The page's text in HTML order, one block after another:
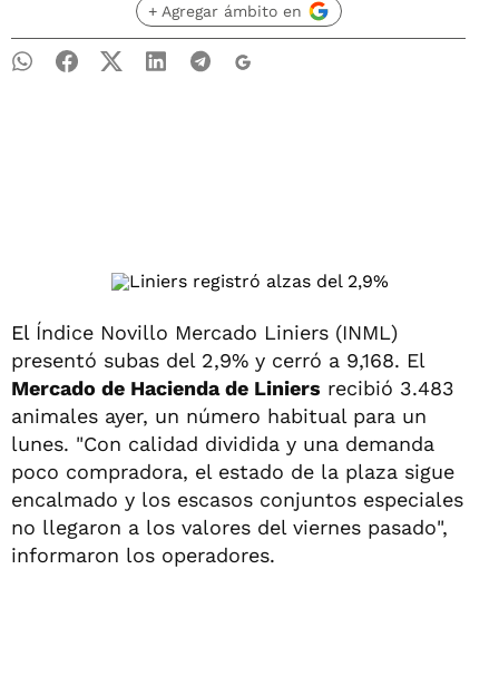
+ Agregar ámbito en
El Índice Novillo Mercado Liniers (INML)
presentó subas del 2,9% y cerró a 9,168. El
Mercado de Hacienda de Liniers recibió 3.483
animales ayer, un número habitual para un
lunes. "Con calidad dividida y una demanda
poco compradora, el estado de la plaza sigue
encalmado y los escasos conjuntos especiales
no llegaron a los valores del viernes pasado",
informaron los operadores.